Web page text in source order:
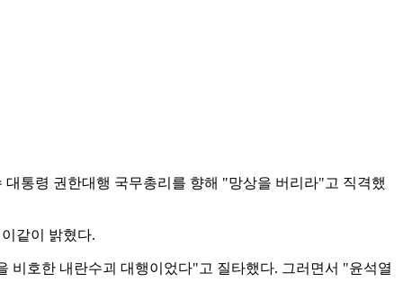
통령 권한대행 국무총리를 향해 "망상을 버리라"고 직격했
같이 밝혔다.
비호한 내란수괴 대행이었다"고 질타했다. 그러면서 "윤석열